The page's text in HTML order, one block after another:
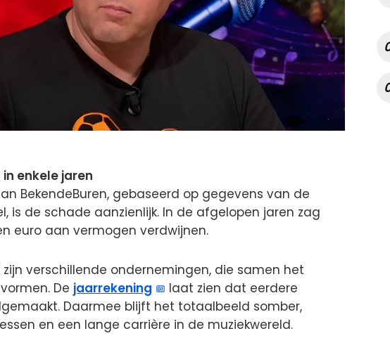
enkele jaren
BekendeBuren, gebaseerd op gegevens van de
is de schade aanzienlijk. In de afgelopen jaren zag
euro aan vermogen verdwijnen.
verschillende ondernemingen, die samen het
De jaarrekening
laat zien dat eerdere
Daarmee blijft het totaalbeeld somber,
en een lange carrière in de muziekwereld.